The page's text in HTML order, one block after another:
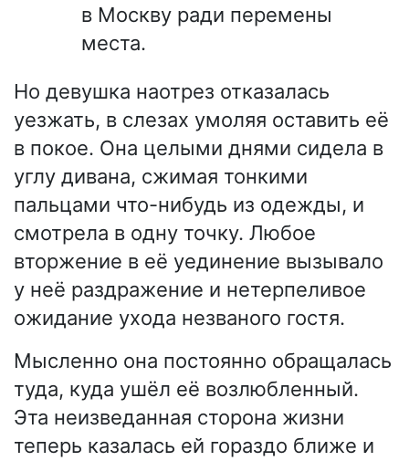
в Москву ради перемены
места.
Но девушка наотрез отказалась
уезжать, в слезах умоляя оставить её
в покое. Она целыми днями сидела в
углу дивана, сжимая тонкими
пальцами что-нибудь из одежды, и
смотрела в одну точку. Любое
вторжение в её уединение вызывало
у неё раздражение и нетерпеливое
ожидание ухода незваного гостя.
Мысленно она постоянно обращалась
туда, куда ушёл её возлюбленный.
Эта неизведанная сторона жизни
теперь казалась ей гораздо ближе и